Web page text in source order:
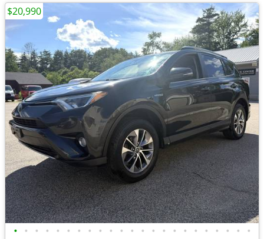
• • • • • • • • • • • • • • • • • • • • • • •
$20,990